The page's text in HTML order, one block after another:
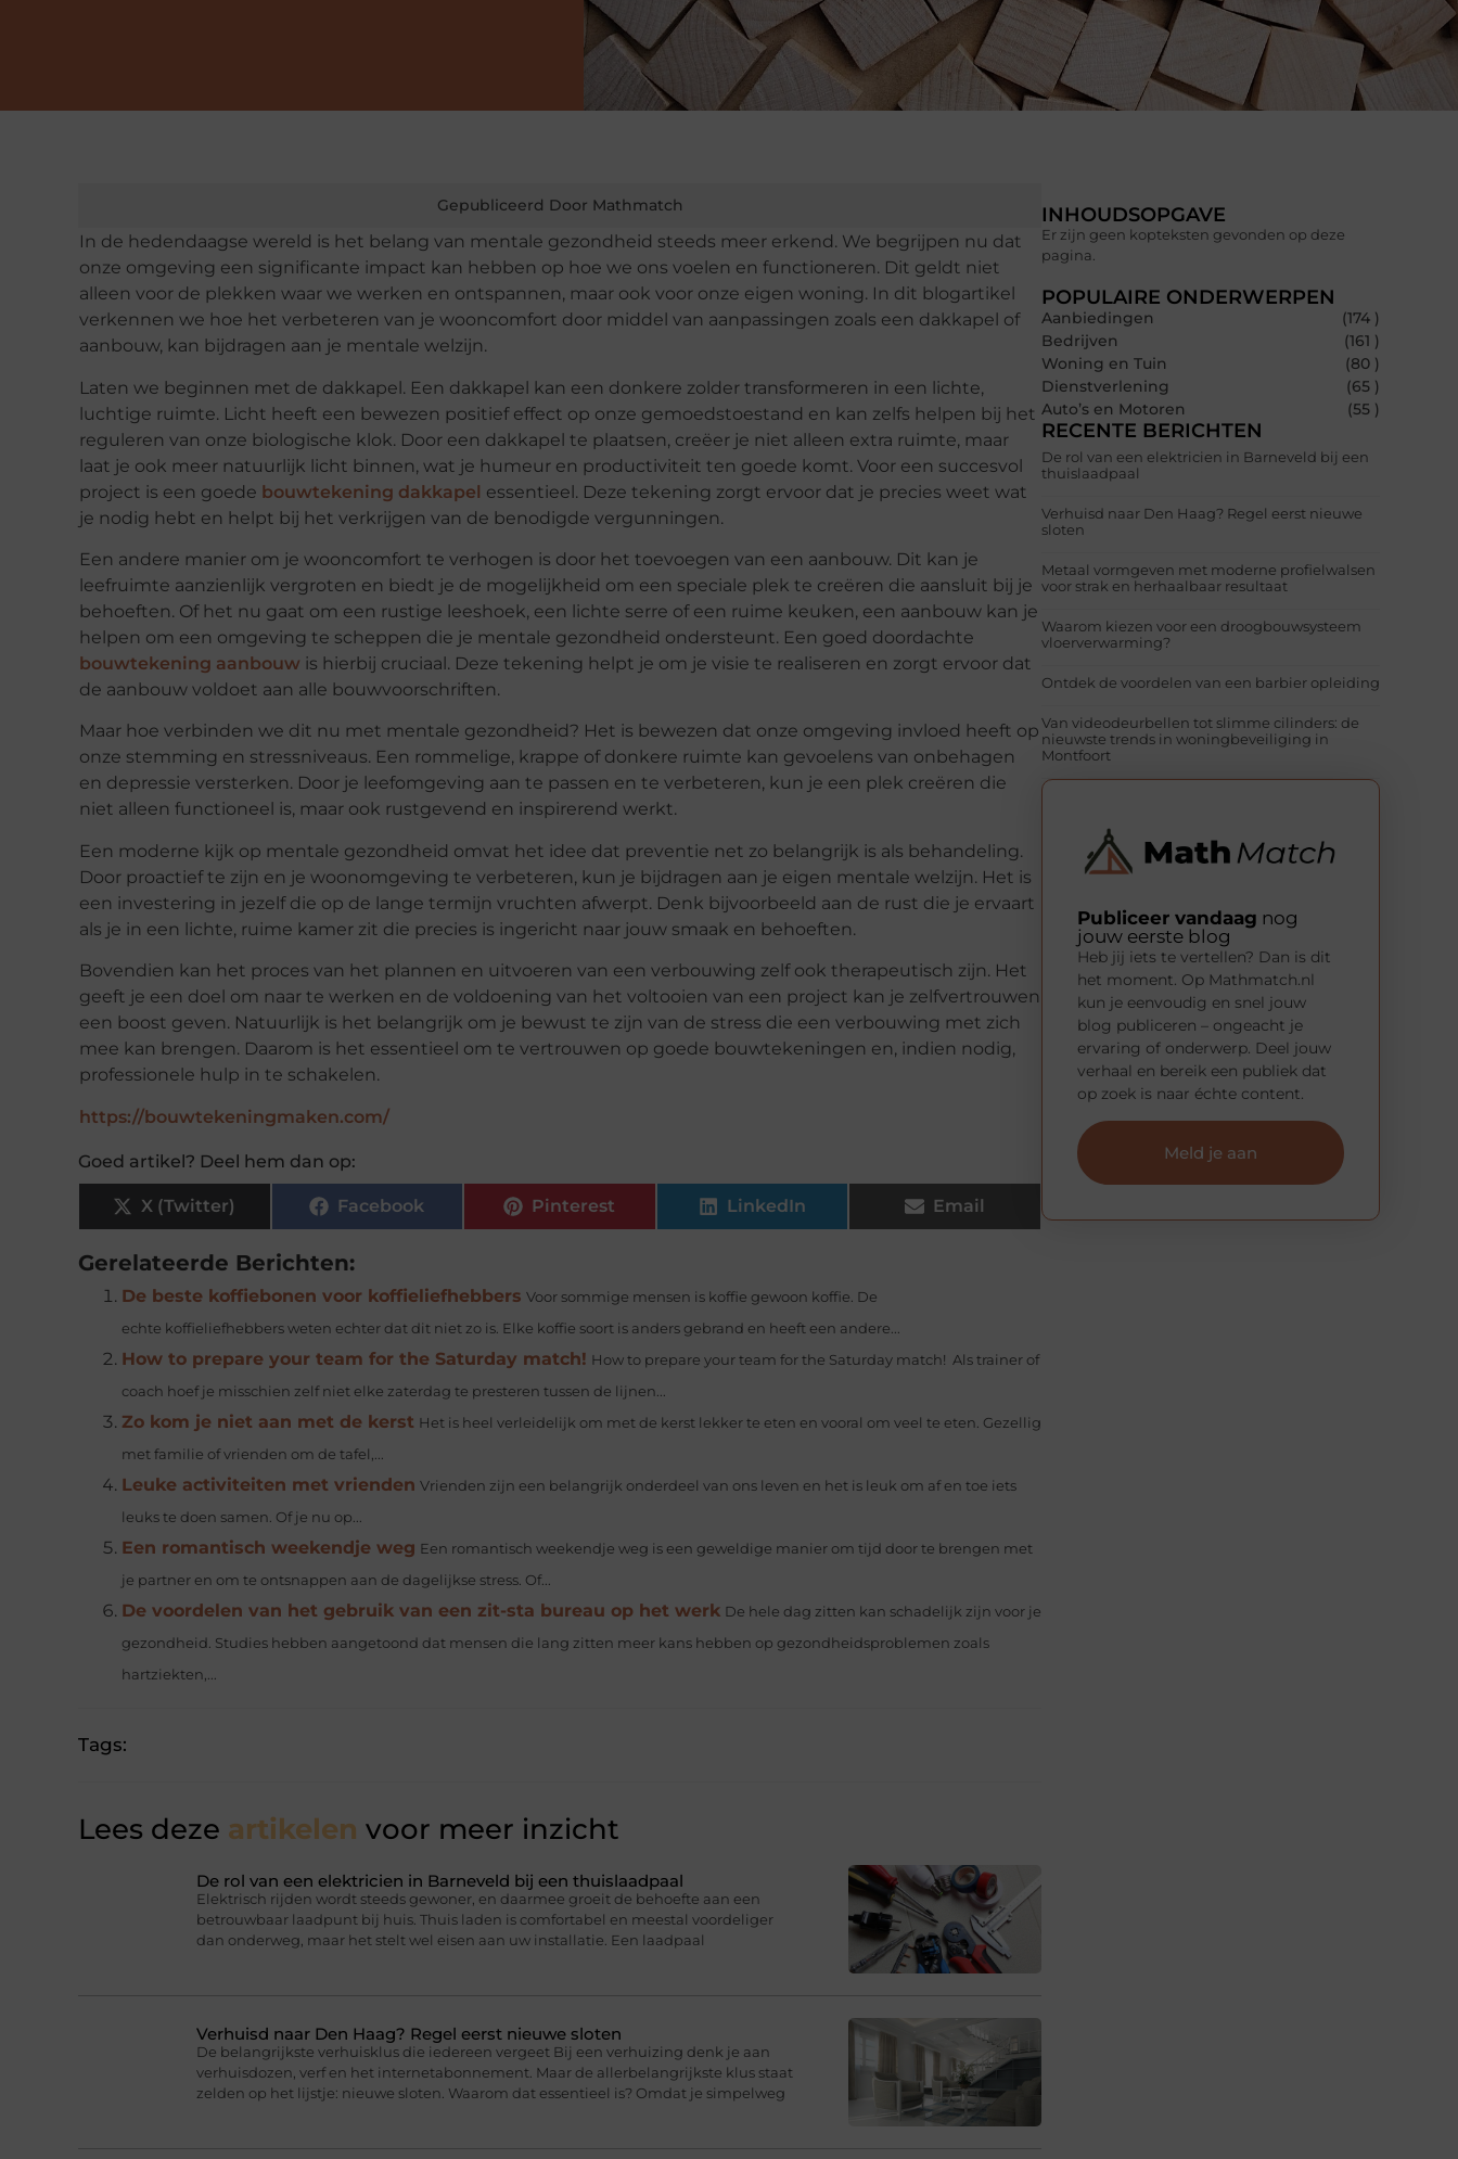
Gepubliceerd Door Mathmatch
In de hedendaagse wereld is het belang van mentale gezondheid steeds meer erkend. We begrijpen nu dat
onze omgeving een significante impact kan hebben op hoe we ons voelen en functioneren. Dit geldt niet
alleen voor de plekken waar we werken en ontspannen, maar ook voor onze eigen woning. In dit blogartikel
verkennen we hoe het verbeteren van je wooncomfort door middel van aanpassingen zoals een dakkapel of
aanbouw, kan bijdragen aan je mentale welzijn.
Laten we beginnen met de dakkapel. Een dakkapel kan een donkere zolder transformeren in een lichte,
luchtige ruimte. Licht heeft een bewezen positief effect op onze gemoedstoestand en kan zelfs helpen bij het
reguleren van onze biologische klok. Door een dakkapel te plaatsen, creëer je niet alleen extra ruimte, maar
laat je ook meer natuurlijk licht binnen, wat je humeur en productiviteit ten goede komt. Voor een succesvol
project is een goede bouwtekening dakkapel essentieel. Deze tekening zorgt ervoor dat je precies weet wat
je nodig hebt en helpt bij het verkrijgen van de benodigde vergunningen.
Een andere manier om je wooncomfort te verhogen is door het toevoegen van een aanbouw. Dit kan je
leefruimte aanzienlijk vergroten en biedt je de mogelijkheid om een speciale plek te creëren die aansluit bij je
behoeften. Of het nu gaat om een rustige leeshoek, een lichte serre of een ruime keuken, een aanbouw kan je
helpen om een omgeving te scheppen die je mentale gezondheid ondersteunt. Een goed doordachte
bouwtekening aanbouw is hierbij cruciaal. Deze tekening helpt je om je visie te realiseren en zorgt ervoor dat
de aanbouw voldoet aan alle bouwvoorschriften.
Maar hoe verbinden we dit nu met mentale gezondheid? Het is bewezen dat onze omgeving invloed heeft op
onze stemming en stressniveaus. Een rommelige, krappe of donkere ruimte kan gevoelens van onbehagen
en depressie versterken. Door je leefomgeving aan te passen en te verbeteren, kun je een plek creëren die
niet alleen functioneel is, maar ook rustgevend en inspirerend werkt.
Een moderne kijk op mentale gezondheid omvat het idee dat preventie net zo belangrijk is als behandeling.
Door proactief te zijn en je woonomgeving te verbeteren, kun je bijdragen aan je eigen mentale welzijn. Het is
een investering in jezelf die op de lange termijn vruchten afwerpt. Denk bijvoorbeeld aan de rust die je ervaart
als je in een lichte, ruime kamer zit die precies is ingericht naar jouw smaak en behoeften.
Bovendien kan het proces van het plannen en uitvoeren van een verbouwing zelf ook therapeutisch zijn. Het
geeft je een doel om naar te werken en de voldoening van het voltooien van een project kan je zelfvertrouwen
een boost geven. Natuurlijk is het belangrijk om je bewust te zijn van de stress die een verbouwing met zich
mee kan brengen. Daarom is het essentieel om te vertrouwen op goede bouwtekeningen en, indien nodig,
professionele hulp in te schakelen.
https://bouwtekeningmaken.com/
Goed artikel? Deel hem dan op:
X (Twitter) Facebook Pinterest LinkedIn Email
Gerelateerde Berichten:
De beste koffiebonen voor koffieliefhebbers Voor sommige mensen is koffie gewoon koffie. De
echte koffieliefhebbers weten echter dat dit niet zo is. Elke koffie soort is anders gebrand en heeft een andere...
How to prepare your team for the Saturday match! How to prepare your team for the Saturday match! Als trainer of
coach hoef je misschien zelf niet elke zaterdag te presteren tussen de lijnen...
Zo kom je niet aan met de kerst Het is heel verleidelijk om met de kerst lekker te eten en vooral om veel te eten. Gezellig
met familie of vrienden om de tafel,...
Leuke activiteiten met vrienden Vrienden zijn een belangrijk onderdeel van ons leven en het is leuk om af en toe iets
leuks te doen samen. Of je nu op...
Een romantisch weekendje weg Een romantisch weekendje weg is een geweldige manier om tijd door te brengen met
je partner en om te ontsnappen aan de dagelijkse stress. Of...
De voordelen van het gebruik van een zit-sta bureau op het werk De hele dag zitten kan schadelijk zijn voor je
gezondheid. Studies hebben aangetoond dat mensen die lang zitten meer kans hebben op gezondheidsproblemen zoals
hartziekten,...
Tags:
Lees deze artikelen voor meer inzicht
De rol van een elektricien in Barneveld bij een thuislaadpaal
Elektrisch rijden wordt steeds gewoner, en daarmee groeit de behoefte aan een
betrouwbaar laadpunt bij huis. Thuis laden is comfortabel en meestal voordeliger
dan onderweg, maar het stelt wel eisen aan uw installatie. Een laadpaal
Verhuisd naar Den Haag? Regel eerst nieuwe sloten
De belangrijkste verhuisklus die iedereen vergeet Bij een verhuizing denk je aan
verhuisdozen, verf en het internetabonnement. Maar de allerbelangrijkste klus staat
zelden op het lijstje: nieuwe sloten. Waarom dat essentieel is? Omdat je simpelweg
INHOUDSOPGAVE
Er zijn geen kopteksten gevonden op deze
pagina.
POPULAIRE ONDERWERPEN
Aanbiedingen
(174 )
Bedrijven
(161 )
Woning en Tuin
(80 )
Dienstverlening
(65 )
Auto’s en Motoren
(55 )
RECENTE BERICHTEN
De rol van een elektricien in Barneveld bij een
thuislaadpaal
Verhuisd naar Den Haag? Regel eerst nieuwe
sloten
Metaal vormgeven met moderne profielwalsen
voor strak en herhaalbaar resultaat
Waarom kiezen voor een droogbouwsysteem
vloerverwarming?
Ontdek de voordelen van een barbier opleiding
Van videodeurbellen tot slimme cilinders: de
nieuwste trends in woningbeveiliging in
Montfoort
Publiceer vandaag nog
jouw eerste blog
Heb jij iets te vertellen? Dan is dit
het moment. Op Mathmatch.nl
kun je eenvoudig en snel jouw
blog publiceren – ongeacht je
ervaring of onderwerp. Deel jouw
verhaal en bereik een publiek dat
op zoek is naar échte content.
Meld je aan